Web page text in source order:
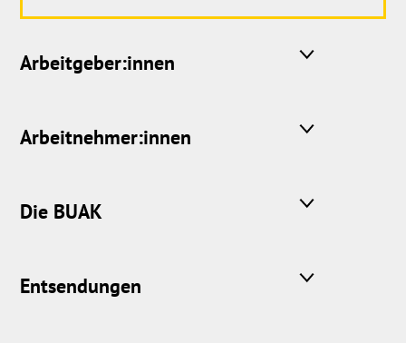
Arbeitgeber:innen
Arbeitnehmer:innen
Die BUAK
Entsendungen